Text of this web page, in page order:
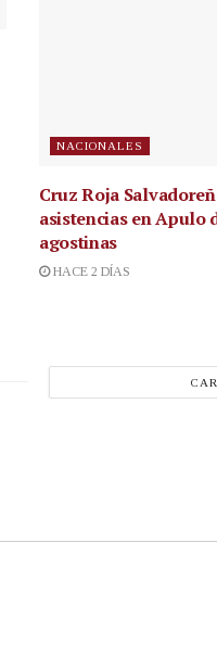
NACIONALES
Cruz Roja
asistencias en Apulo
agostinas
HACE 2 DÍAS